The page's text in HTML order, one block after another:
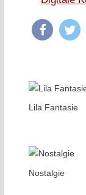
Lila Fantasie
Nostalgie